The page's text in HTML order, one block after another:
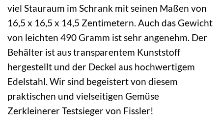
viel Stauraum im Schrank mit seinen Maßen von
16,5 x 16,5 x 14,5 Zentimetern. Auch das Gewicht
von leichten 490 Gramm ist sehr angenehm. Der
Behälter ist aus transparentem Kunststoff
hergestellt und der Deckel aus hochwertigem
Edelstahl. Wir sind begeistert von diesem
praktischen und vielseitigen Gemüse
Zerkleinerer Testsieger von Fissler!